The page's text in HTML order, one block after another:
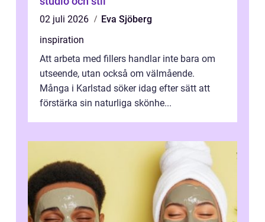
02 juli 2026
Eva Sjöberg
inspiration
Att arbeta med fillers handlar inte bara om
utseende, utan också om välmående.
Många i Karlstad söker idag efter sätt att
förstärka sin naturliga skönhe...